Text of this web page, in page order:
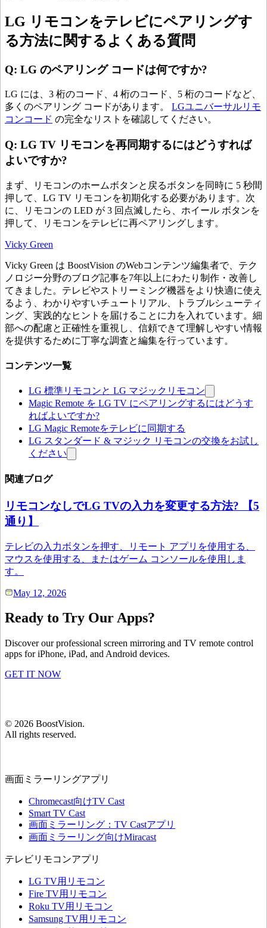
LG リモコンをテレビにペアリングす
る方法に関するよくある質問
Q: LG のペアリング コードは何ですか?
LG には、3 桁のコード、4 桁のコード、5 桁のコードなど、
多くのペアリング コードがあります。 LGユニバーサルリモ
コンコード の完全なリストを確認してください。
Q: LG TV リモコンを再同期するにはどうすれば
よいですか?
まず、リモコンのホームボタンと戻るボタンを同時に 5 秒間
押して、LG TV リモコンを初期化する必要があります。次
に、リモコンの LED が 3 回点滅したら、ホイール ボタンを
押して、リモコンをテレビに再ペアリングします。
Vicky Green
Vicky Green は BoostVision のWebコンテンツ編集者で、テク
ノロジー分野のブログ記事を7年以上にわたり制作・改善し
てきました。テレビやストリーミング機器をより快適に使え
るよう、わかりやすいチュートリアル、トラブルシューティ
ング、実践的なヒントを届けることに力を入れています。細
部への配慮と正確性を重視し、信頼できて理解しやすい情報
を提供するために丁寧な調査と編集を行っています。
コンテンツ一覧
LG 標準リモコンと LG マジックリモコン
Magic Remote を LG TV にペアリングするにはどうす
ればよいですか?
LG Magic Remoteをテレビに同期する
LG スタンダード & マジック リモコンの交換をお試し
ください
関連ブログ
リモコンなしでLG TVの入力を変更する方法? 【5
通り】
テレビの入力ボタンを押す、リモート アプリを使用する、
マウスを使用する、またはゲーム コンソールを使用しま
す。
May 12, 2026
Ready to Try Our Apps?
Discover our professional screen mirroring and TV remote control
apps for iPhone, iPad, and Android devices.
GET IT NOW
© 2026 BoostVision.
All rights reserved.
画面ミラーリングアプリ
Chromecast向けTV Cast
Smart TV Cast
画面ミラーリング：TV Castアプリ
画面ミラーリング向けMiracast
テレビリモコンアプリ
LG TV用リモコン
Fire TV用リモコン
Roku TV用リモコン
Samsung TV用リモコン